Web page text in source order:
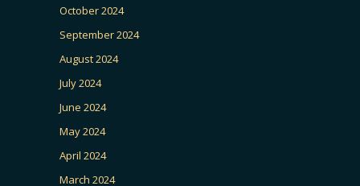
October 2024
September 2024
August 2024
July 2024
June 2024
May 2024
April 2024
March 2024